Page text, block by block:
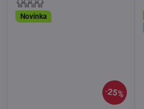
25%
Novinka